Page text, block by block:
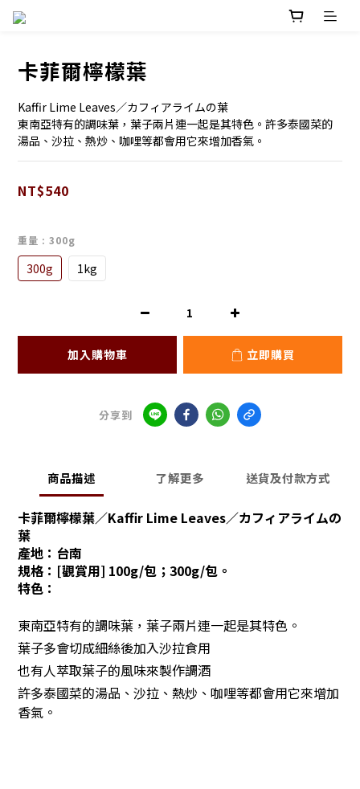
卡菲爾檸檬葉
Kaffir Lime Leaves／カフィアライムの葉
東南亞特有的調味葉，葉子兩片連一起是其特色。許多泰國菜的
湯品、沙拉、熱炒、咖哩等都會用它來增加香氣。
NT$540
重量 : 300g
300g 1kg
加入購物車 立即購買
分享到
商品描述 了解更多 送貨及付款方式
卡菲爾檸檬葉／Kaffir Lime Leaves／カフィアライムの
葉
產地： 台南
規格：[觀賞用] 100g/包；300g/包。
特色：
東南亞特有的調味葉， 葉子兩片連一起是其特色。
葉子多會切成細絲後加入沙拉食用
也有人萃取葉子的風味來製作調酒
許多泰國菜的湯品、 沙拉、 熱炒、 咖哩等都會用它來增加
香氣。